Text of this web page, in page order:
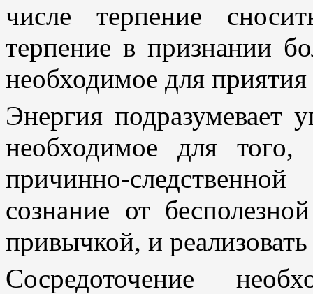
числе терпение
терпение в признании
необходимое для
Энергия подразумевает
необходимое для
причинно-
сознание от
привычкой, и
Сосредоточение